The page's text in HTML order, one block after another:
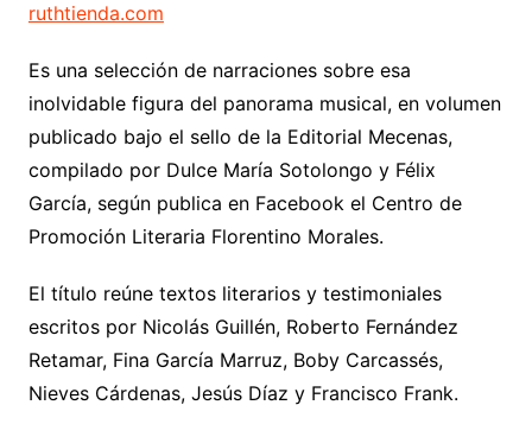
ruthtienda.com
Es una selección de narraciones sobre esa
inolvidable figura del panorama musical, en volumen
publicado bajo el sello de la Editorial Mecenas,
compilado por Dulce María Sotolongo y Félix
García, según publica en Facebook el Centro de
Promoción Literaria Florentino Morales.
El título reúne textos literarios y testimoniales
escritos por Nicolás Guillén, Roberto Fernández
Retamar, Fina García Marruz, Boby Carcassés,
Nieves Cárdenas, Jesús Díaz y Francisco Frank.